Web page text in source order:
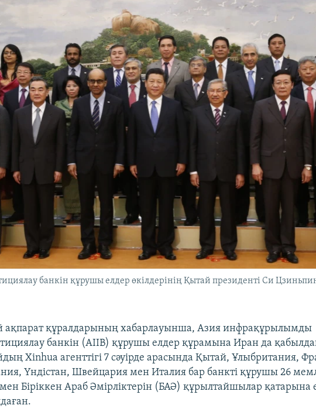
банкін құрушы елдер өкілдерінің Қытай президенті Си
ақпарат құралдарының хабарлауынша, Азия инфрақұрылымды
банкін (AIIB) құрушы елдер құрамына Иран да
Xinhua агенттігі 7 сәуірде арасында Қытай, Ұлыбритания,
Үндістан, Швейцария мен Италия бар банкті құрушы 26
Біріккен Араб Әмірліктерін (БАӘ) құрылтайшылар қатарына